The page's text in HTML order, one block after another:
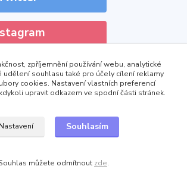
výdejní místa
zpříjemnění používání webu, analytické
udělení souhlasu také pro účely cílení reklamy
cookies. Nastavení vlastních preferencí
upravit odkazem ve spodní části stránek.
Nastavení Souhlasím
můžete odmítnout zde.